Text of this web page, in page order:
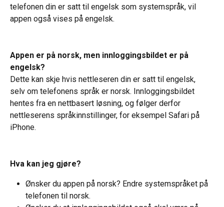
telefonen din er satt til engelsk som systemspråk, vil
appen også vises på engelsk.
Appen er på norsk, men innloggingsbildet er på
engelsk?
Dette kan skje hvis nettleseren din er satt til engelsk,
selv om telefonens språk er norsk. Innloggingsbildet
hentes fra en nettbasert løsning, og følger derfor
nettleserens språkinnstillinger, for eksempel Safari på
iPhone.
Hva kan jeg gjøre?
Ønsker du appen på norsk? Endre systemspråket på
telefonen til norsk.